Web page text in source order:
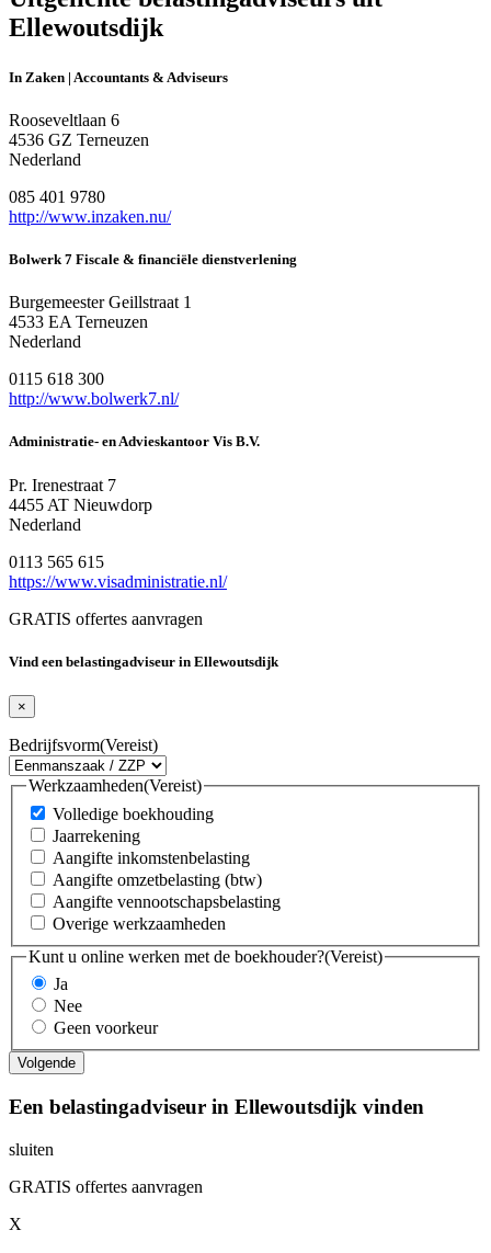
Ellewoutsdijk
In Zaken | Accountants & Adviseurs
Rooseveltlaan 6
4536 GZ Terneuzen
Nederland
085 401 9780
http://www.inzaken.nu/
Bolwerk 7 Fiscale & financiële dienstverlening
Burgemeester Geillstraat 1
4533 EA Terneuzen
Nederland
0115 618 300
http://www.bolwerk7.nl/
Administratie- en Advieskantoor Vis B.V.
Pr. Irenestraat 7
4455 AT Nieuwdorp
Nederland
0113 565 615
https://www.visadministratie.nl/
GRATIS offertes aanvragen
Vind een belastingadviseur in Ellewoutsdijk
×
Bedrijfsvorm(Vereist)
Werkzaamheden(Vereist)
Volledige boekhouding
Jaarrekening
Aangifte inkomstenbelasting
Aangifte omzetbelasting (btw)
Aangifte vennootschapsbelasting
Overige werkzaamheden
Kunt u online werken met de boekhouder?(Vereist)
Ja
Nee
Geen voorkeur
Een belastingadviseur in Ellewoutsdijk vinden
sluiten
GRATIS offertes aanvragen
X